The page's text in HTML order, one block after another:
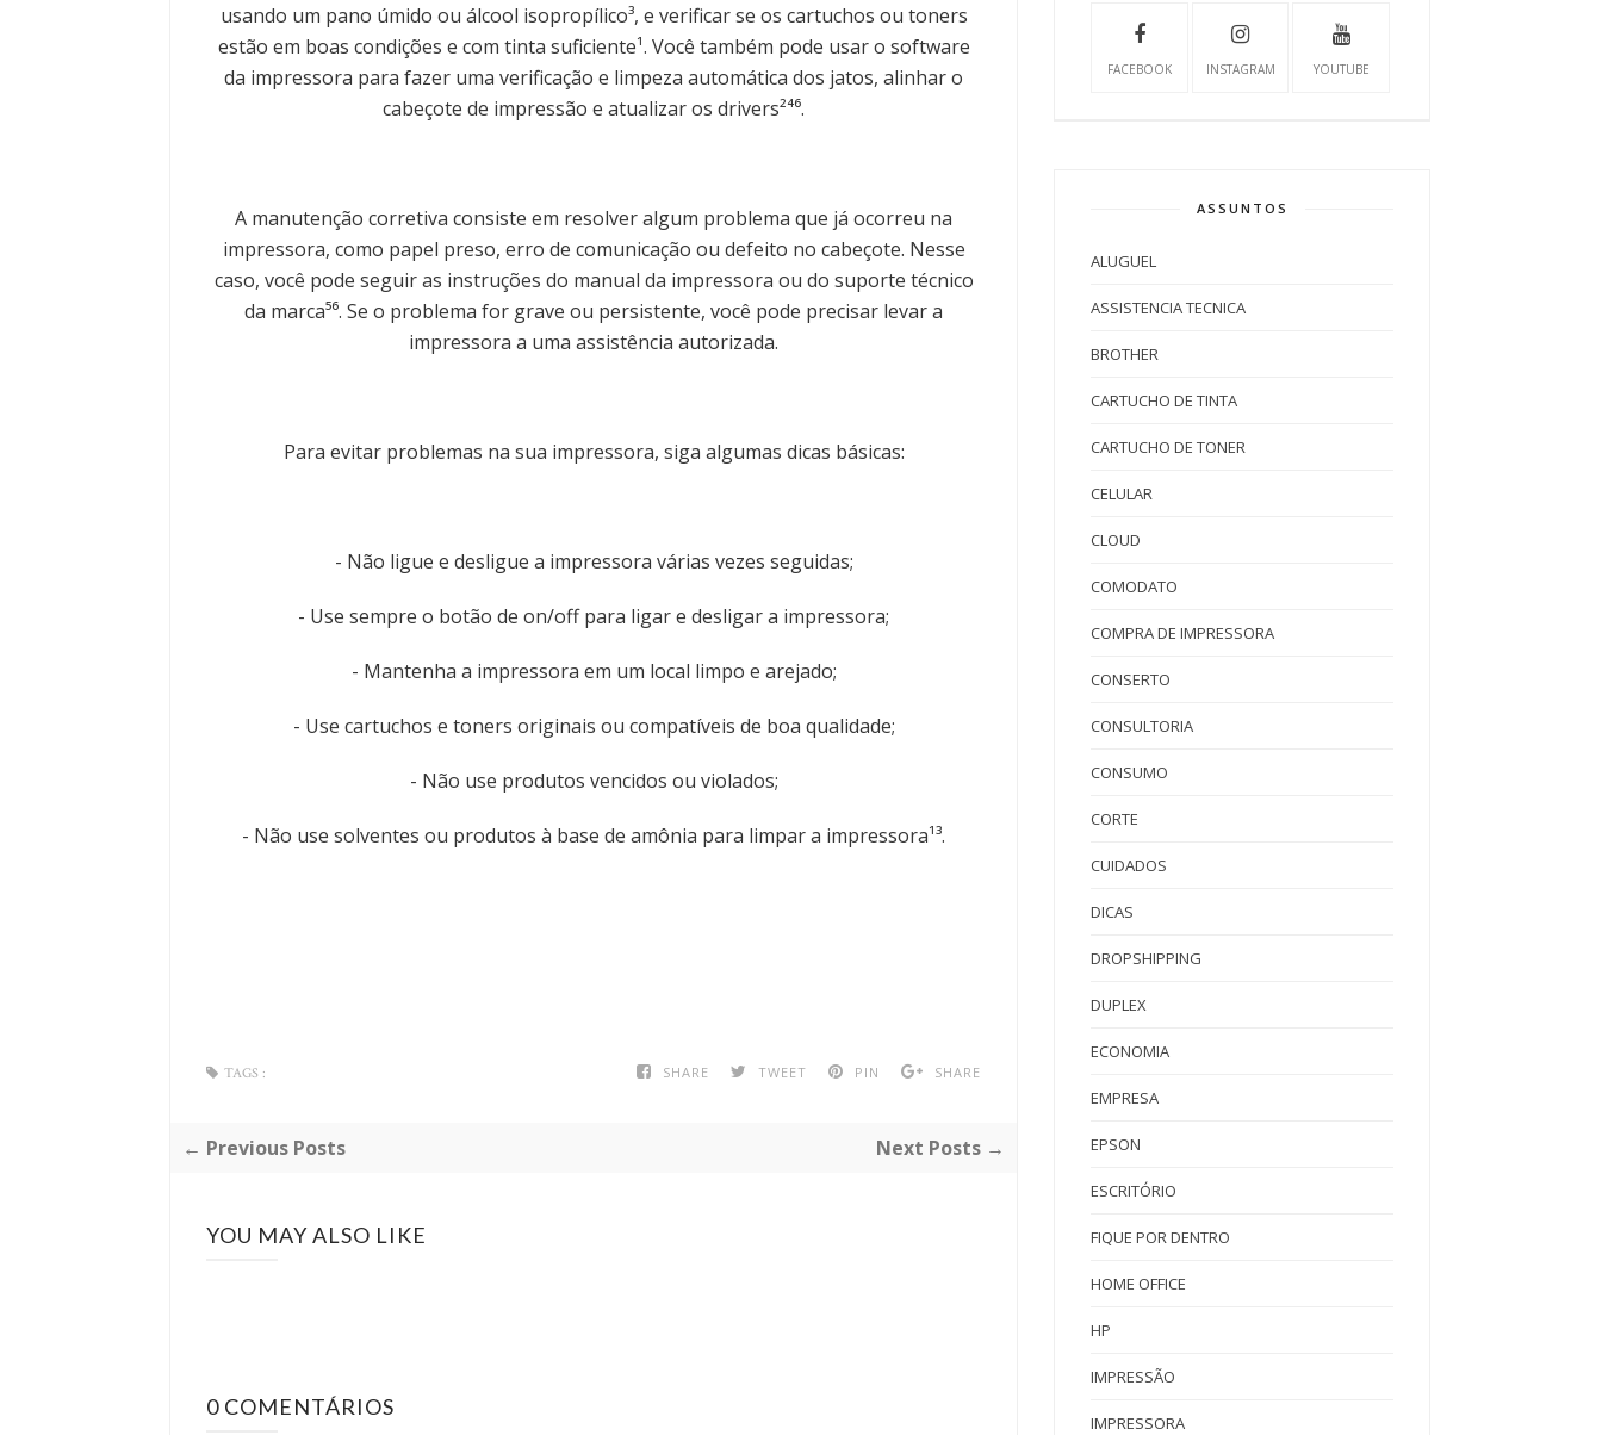
usando um pano úmido ou álcool isopropílico³, e verificar se os cartuchos ou toners
estão em boas condições e com tinta suficiente¹. Você também pode usar o software
da impressora para fazer uma verificação e limpeza automática dos jatos, alinhar o
cabeçote de impressão e atualizar os drivers²⁴⁶.
A manutenção corretiva consiste em resolver algum problema que já ocorreu na
impressora, como papel preso, erro de comunicação ou defeito no cabeçote. Nesse
caso, você pode seguir as instruções do manual da impressora ou do suporte técnico
da marca⁵⁶. Se o problema for grave ou persistente, você pode precisar levar a
impressora a uma assistência autorizada.
Para evitar problemas na sua impressora, siga algumas dicas básicas:
- Não ligue e desligue a impressora várias vezes seguidas;
- Use sempre o botão de on/off para ligar e desligar a impressora;
- Mantenha a impressora em um local limpo e arejado;
- Use cartuchos e toners originais ou compatíveis de boa qualidade;
- Não use produtos vencidos ou violados;
- Não use solventes ou produtos à base de amônia para limpar a impressora¹³.
SHARE TWEET PIN SHARE
TAGS :
← Previous Posts Next Posts →
YOU MAY ALSO LIKE
0 COMENTÁRIOS
FACEBOOK INSTAGRAM YOUTUBE
ASSUNTOS
ALUGUEL
ASSISTENCIA TECNICA
BROTHER
CARTUCHO DE TINTA
CARTUCHO DE TONER
CELULAR
CLOUD
COMODATO
COMPRA DE IMPRESSORA
CONSERTO
CONSULTORIA
CONSUMO
CORTE
CUIDADOS
DICAS
DROPSHIPPING
DUPLEX
ECONOMIA
EMPRESA
EPSON
ESCRITÓRIO
FIQUE POR DENTRO
HOME OFFICE
HP
IMPRESSÃO
IMPRESSORA